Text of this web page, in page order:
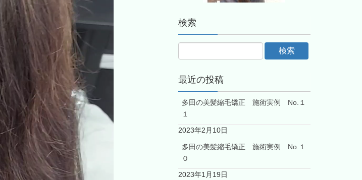
検索
最近の投稿
多田の美髪縮毛矯正 施術実例 No.１
１
2023年2月10日
多田の美髪縮毛矯正 施術実例 No.１
０
2023年1月19日